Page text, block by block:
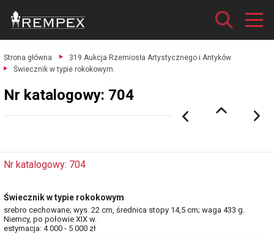
Strona główna
319 Aukcja Rzemiosła Artystycznego i Antyków
Świecznik w typie rokokowym.
Nr katalogowy: 704
Nr katalogowy: 704
Świecznik w typie rokokowym
srebro cechowane; wys. 22 cm, średnica stopy 14,5 cm; waga 433 g.
Niemcy, po połowie XIX w.
estymacja: 4 000 - 5 000 zł